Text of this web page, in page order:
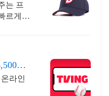
는 프
르게
원
라인